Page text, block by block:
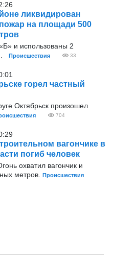
ликвидирован
на площади 500
и использованы 2
Происшествия 33
горел частный
Октябрьск произошел
704
вагончике в
погиб человек
охватил вагончик и
метров.
Происшествия